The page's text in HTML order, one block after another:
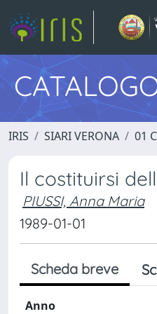
IRIS SIARI VERONA 01
Il costituirsi
PIUSSI, Anna Maria
1989-01-01
Scheda breve
Anno